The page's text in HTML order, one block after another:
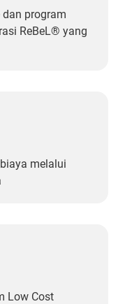
program
ReBeL® yang
melalui
Low Cost